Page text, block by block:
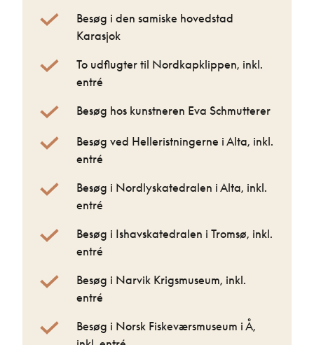
Besøg i den samiske hovedstad
Karasjok
To udflugter til Nordkapklippen, inkl.
entré
Besøg hos kunstneren Eva Schmutterer
Besøg ved Helleristningerne i Alta, inkl.
entré
Besøg i Nordlyskatedralen i Alta, inkl.
entré
Besøg i Ishavskatedralen i Tromsø, inkl.
entré
Besøg i Narvik Krigsmuseum, inkl.
entré
Besøg i Norsk Fiskeværsmuseum i Å,